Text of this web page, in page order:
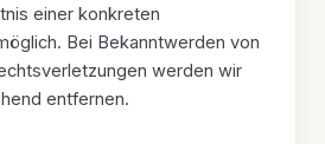
Ablauf
uns
einer konkreten
Bei Bekanntwerden von
werden wir
entfernen.